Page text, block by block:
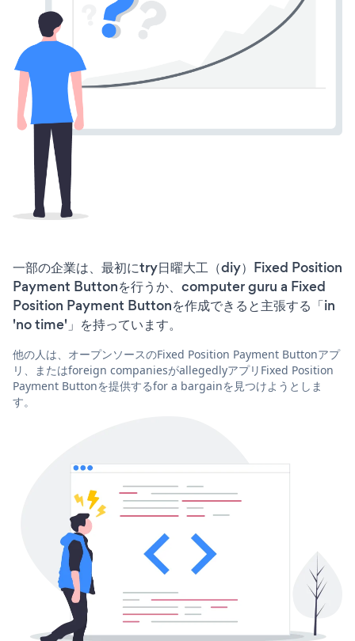
一部の企業は、最初にtry日曜大工（diy）Fixed Position
Payment Buttonを行うか、computer guru a Fixed
Position Payment Buttonを作成できると主張する「in
'no time'」を持っています。
他の人は、オープンソースのFixed Position Payment Buttonアプ
リ、またはforeign companiesがallegedlyアプリFixed Position
Payment Buttonを提供するfor a bargainを見つけようとしま
す。